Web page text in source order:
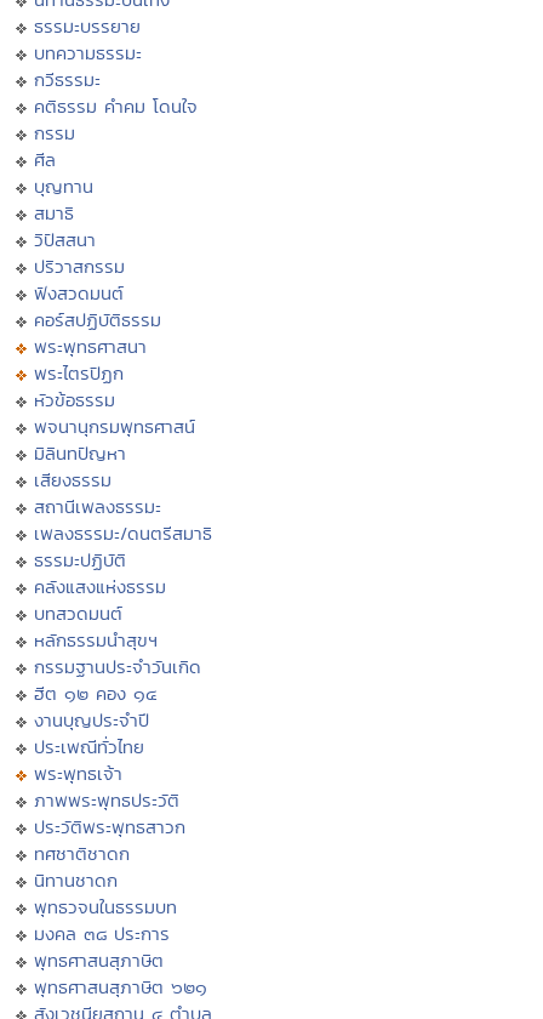
ธรรมะบรรยาย
บทความธรรมะ
กวีธรรมะ
คติธรรม คำคม โดนใจ
กรรม
ศีล
บุญทาน
สมาธิ
วิปัสสนา
ปริวาสกรรม
ฟังสวดมนต์
คอร์สปฏิบัติธรรม
พระพุทธศาสนา
พระไตรปิฏก
หัวข้อธรรม
พจนานุกรมพุทธศาสน์
มิลินทปัญหา
เสียงธรรม
สถานีเพลงธรรมะ
เพลงธรรมะ/ดนตรีสมาธิ
ธรรมะปฏิบัติ
คลังแสงแห่งธรรม
บทสวดมนต์
หลักธรรมนำสุขฯ
กรรมฐานประจำวันเกิด
ฮีต ๑๒ คอง ๑๔
งานบุญประจำปี
ประเพณีทั่วไทย
พระพุทธเจ้า
ภาพพระพุทธประวัติ
ประวัติพระพุทธสาวก
ทศชาติชาดก
นิทานชาดก
พุทธวจนในธรรมบท
มงคล ๓๘ ประการ
พุทธศาสนสุภาษิต
พุทธศาสนสุภาษิต ๖๒๑
สังเวชนียสถาน ๔ ตำบล